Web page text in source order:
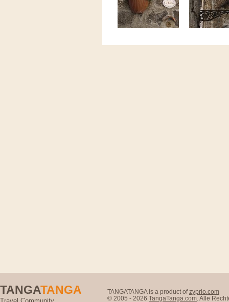
TANGATANGA TANGATANGA is a product ofzyprio.com
© 2005 - 2026 TangaTanga.com . Alle